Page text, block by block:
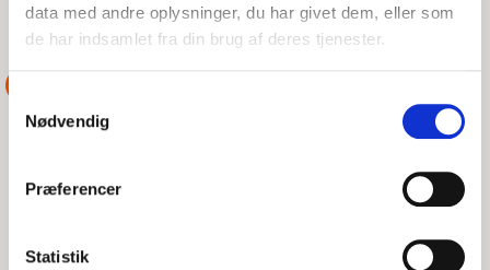
data med andre oplysninger, du har givet dem, eller som
de har indsamlet fra din brug af deres tjenester.
Samtykkevalg
Nødvendig
Præferencer
Statistik
DSRS København LÆS MERE